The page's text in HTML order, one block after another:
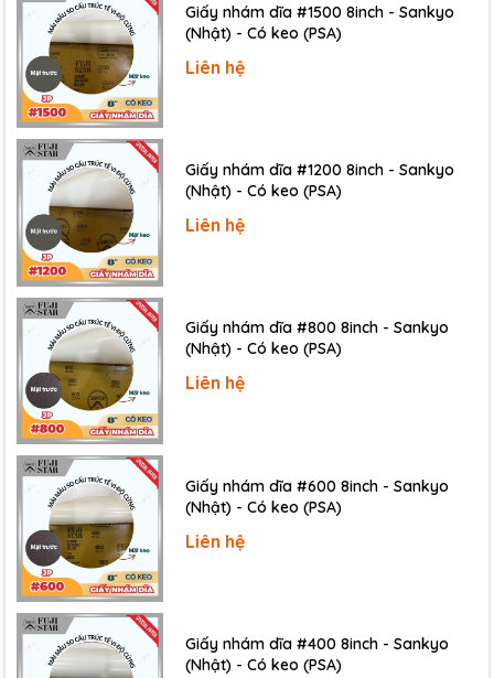
Giấy nhám dĩa #1500 8inch - Sankyo
(Nhật) - Có keo (PSA)
Liên hệ
Giấy nhám dĩa #1200 8inch - Sankyo
(Nhật) - Có keo (PSA)
Liên hệ
Giấy nhám dĩa #800 8inch - Sankyo
(Nhật) - Có keo (PSA)
Liên hệ
Giấy nhám dĩa #600 8inch - Sankyo
(Nhật) - Có keo (PSA)
Liên hệ
Giấy nhám dĩa #400 8inch - Sankyo
(Nhật) - Có keo (PSA)